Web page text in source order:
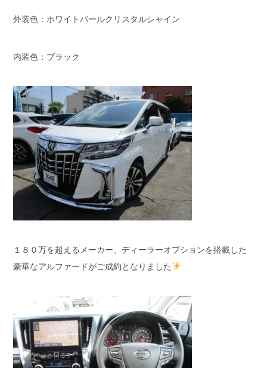
外装色：ホワイトパールクリスタルシャイン
内装色：ブラック
１８０万を超えるメーカー、ディーラーオプションを搭載した
豪華なアルファードがご成約となりました